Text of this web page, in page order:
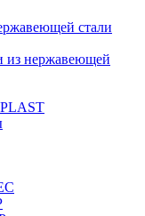
стали
из нержавеющей